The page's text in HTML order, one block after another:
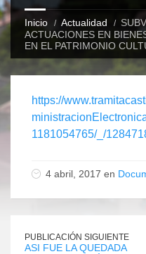
Inicio Actualidad
ACTUACIONES EN
EN EL PATRIMONIO
https://
1181054765/_/
4 abril, 2017 en
PUBLICACIÓN SIGUIENTE
ASI FUE LA QUEDADA